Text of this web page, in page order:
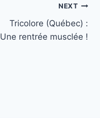
NEXT
Tricolore (Québec) :
Une rentrée musclée !